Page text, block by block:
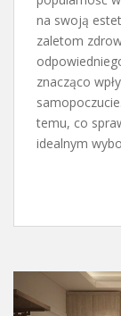
na swoją
zaletom
znacząco
temu, co
idealnym